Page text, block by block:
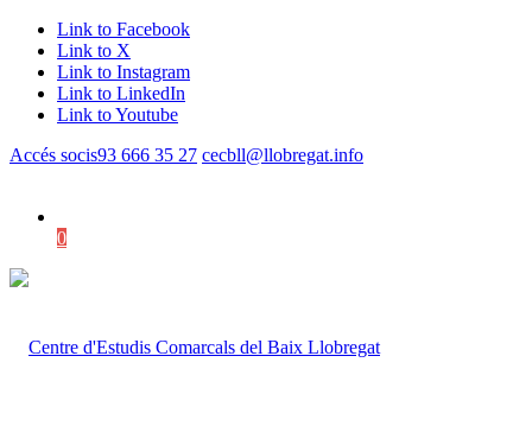
Link to Facebook
Link to X
Link to Instagram
Link to LinkedIn
Link to Youtube
Accés socis93 666 35 27 cecbll@llobregat.info
0